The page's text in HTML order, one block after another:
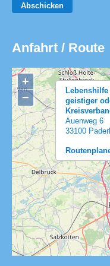
Abschicken
Anfahrt / Route
geistiger
Auenweg 6
33100
+
−